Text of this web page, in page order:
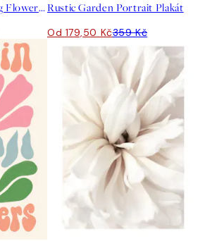
Sylvia Takken - Floating Flowers PlakátRustic Garden Portrait Plakát
Od 179,50 Kč359 Kč